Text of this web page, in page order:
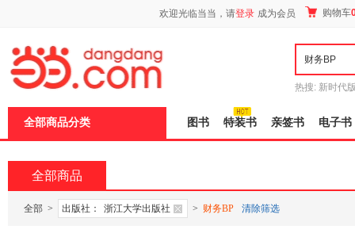
欢迎光临当当，请登录 成为会员 购物车
热搜: 新时代
全部商品分类 图书 特装书 亲签书 电子书
全部商品
全部 > 出版社： 浙江大学出版社 > 财务BP 清除筛选
页
加